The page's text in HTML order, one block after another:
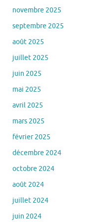
novembre 2025
septembre 2025
août 2025
juillet 2025
juin 2025
mai 2025
avril 2025
mars 2025
février 2025
décembre 2024
octobre 2024
août 2024
juillet 2024
juin 2024